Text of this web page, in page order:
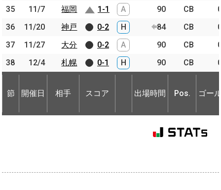
35
11/7 福岡 1-1 A 90 CB
36
11/20 神戸 0-2 H 84 CB
37
11/27 大分 0-2 A 90 CB
38
12/4 札幌 0-1 H 90 CB
節 開催日 相手 スコア 出場時間 Pos. ゴー
35
11/7
福岡
36
11/20
神戸
37
11/27
大分
38
12/4 札幌
節 開催日 相手